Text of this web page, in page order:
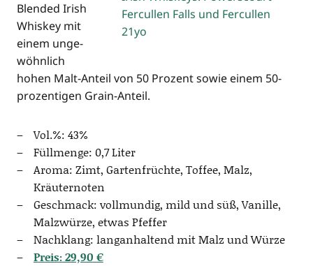
Blen­ded Irish
Whis­key mit
einem unge­
wöhn­lich
hohen Malt-Anteil von 50 Pro­zent sowie einem 50-
pro­zen­ti­gen Grain-Anteil.
Vol.%: 43%
Füll­men­ge: 0,7 Liter
Aro­ma: Zimt, Gar­ten­früch­te, Tof­fee, Malz,
Kräuternoten
Geschmack: voll­mun­dig, mild und süß, Vanil­le,
Malz­wür­ze, etwas Pfeffer
Nach­klang: lang­an­hal­tend mit Malz und Würze
Preis: 29,90 €